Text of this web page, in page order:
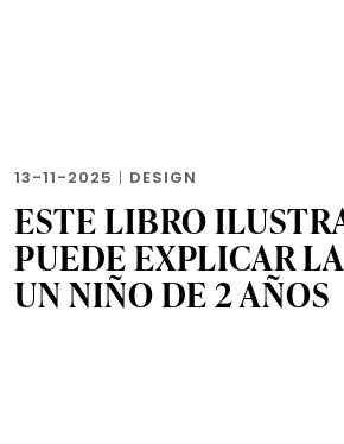
13-11-2025 | DESIGN
ESTE LIBRO
PUEDE EXPLICAR
UN NIÑO DE 2 AÑOS